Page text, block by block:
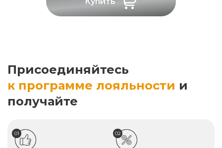
Присоединяйтесь
к программе лояльности и
получайте
01 02